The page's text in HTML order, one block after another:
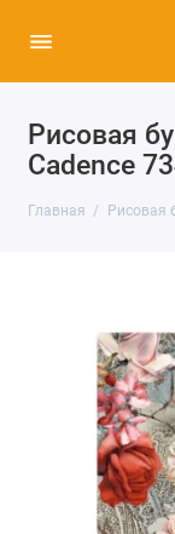
Рисовая
Cadence
Главная Рисовая